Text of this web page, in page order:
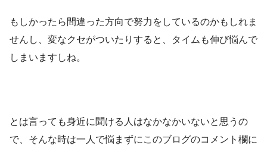
もしかったら間違った方向で努力をしているのかもしれま
せんし、変なクセがついたりすると、タイムも伸び悩んで
しまいますしね。
とは言っても身近に聞ける人はなかなかいないと思うの
で、そんな時は一人で悩まずにこのブログのコメント欄に